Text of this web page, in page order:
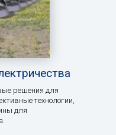
решения для
технологии,
для